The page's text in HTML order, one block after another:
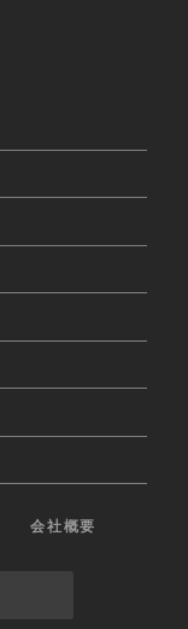
会社概要